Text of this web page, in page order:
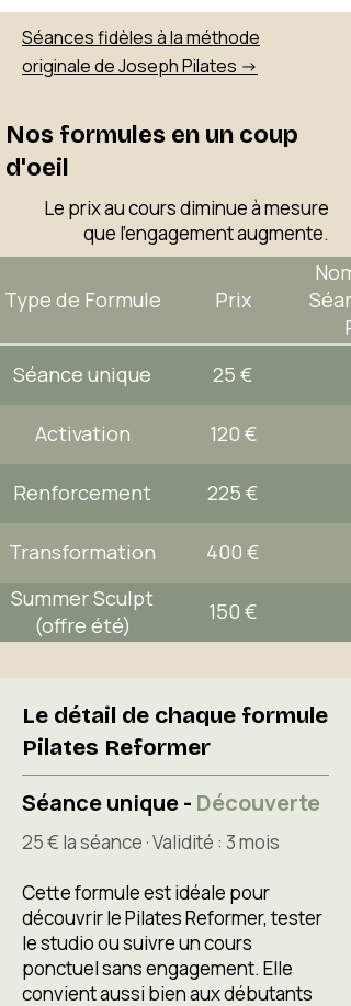
Séances fidèles à la méthode
originale de Joseph Pilates ->
Nos formules en un coup
d'oeil
Le prix au cours diminue à mesure
que l'engagement augmente.
Type de Formule Prix
Séance unique
25 €
Activation 120 €
Renforcement 225 €
Transformation
400 €
Summer Sculpt
(offre été)
150 €
Le détail de chaque formule
Pilates Reformer
Séance unique - Découverte
25 € la séance ·​ Validité : 3 mois​
Cette formule est idéale pour
découvrir le Pilates Reformer, tester
le studio ou suivre un cours
ponctuel sans engagement. Elle
convient aussi bien aux débutants